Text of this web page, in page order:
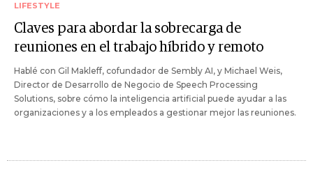
LIFESTYLE
Claves para abordar la sobrecarga de
reuniones en el trabajo híbrido y remoto
Hablé con Gil Makleff, cofundador de Sembly AI, y Michael Weis,
Director de Desarrollo de Negocio de Speech Processing
Solutions, sobre cómo la inteligencia artificial puede ayudar a las
organizaciones y a los empleados a gestionar mejor las reuniones.